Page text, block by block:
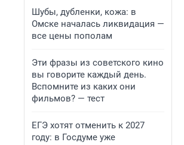
Шубы, дубленки, кожа: в
Омске началась ликвидация —
все цены пополам
Эти фразы из советского кино
вы говорите каждый день.
Вспомните из каких они
фильмов? — тест
ЕГЭ хотят отменить к 2027
году: в Госдуме уже